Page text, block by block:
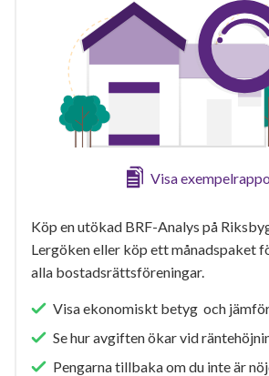
Visa
Köp en utökad BRF-Analys på
Lergöken eller köp ett månadspaket
alla bostadsrättsföreningar.
Visa ekonomiskt betyg och
Se hur avgiften ökar vid
Pengarna tillbaka om du inte är